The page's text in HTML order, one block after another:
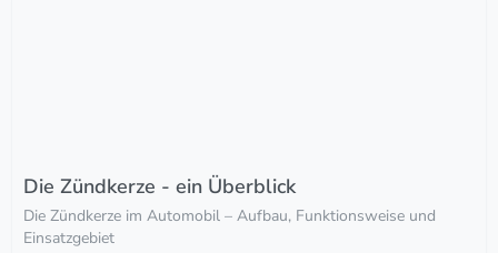
Die Zündkerze - ein Überblick
Die Zündkerze im Automobil – Aufbau, Funktionsweise und
Einsatzgebiet